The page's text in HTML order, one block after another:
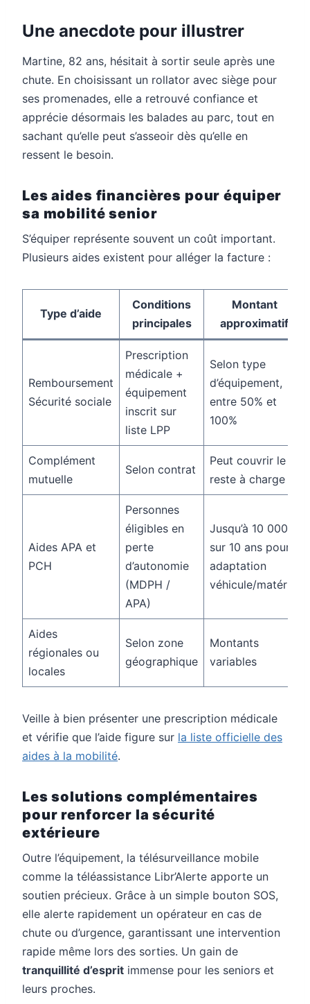
Une anecdote pour illustrer
Martine, 82 ans, hésitait à sortir seule après une
chute. En choisissant un rollator avec siège pour
ses promenades, elle a retrouvé confiance et
apprécie désormais les balades au parc, tout en
sachant qu’elle peut s’asseoir dès qu’elle en
ressent le besoin.
Les aides financières pour équiper
sa mobilité senior
S’équiper représente souvent un coût important.
Plusieurs aides existent pour alléger la facture :
Type d’aide
Conditions
principales
Montant
approximatif
Remboursement
Sécurité sociale
Prescription
médicale +
équipement
inscrit sur
liste LPP
Selon type
d’équipement,
entre 50% et
100%
Complément
mutuelle
Selon contrat
Peut couvrir le
reste à charge
Aides APA et
PCH
Personnes
éligibles en
perte
d’autonomie
(MDPH /
APA)
Jusqu’à 10 000 €
sur 10 ans pour
adaptation
véhicule/matériel
Aides
régionales ou
locales
Selon zone
géographique
Montants
variables
Veille à bien présenter une prescription médicale
et vérifie que l’aide figure sur la liste officielle des
aides à la mobilité.
Les solutions complémentaires
pour renforcer la sécurité
extérieure
Outre l’équipement, la télésurveillance mobile
comme la téléassistance Libr’Alerte apporte un
soutien précieux. Grâce à un simple bouton SOS,
elle alerte rapidement un opérateur en cas de
chute ou d’urgence, garantissant une intervention
rapide même lors des sorties. Un gain de
tranquillité d’esprit immense pour les seniors et
leurs proches.